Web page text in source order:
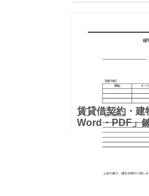
賃貸借契約・建
Word・PDF」
ルなテンプレー
いやすいシンプ